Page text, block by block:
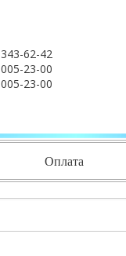
343-62-42
005-23-00
005-23-00
Оплата